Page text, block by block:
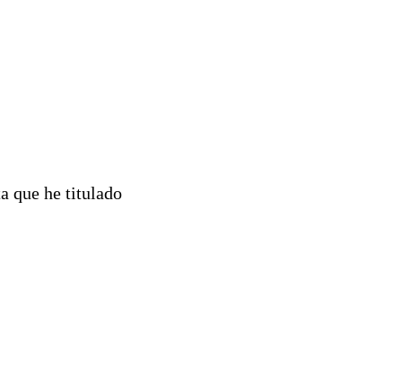
que he titulado